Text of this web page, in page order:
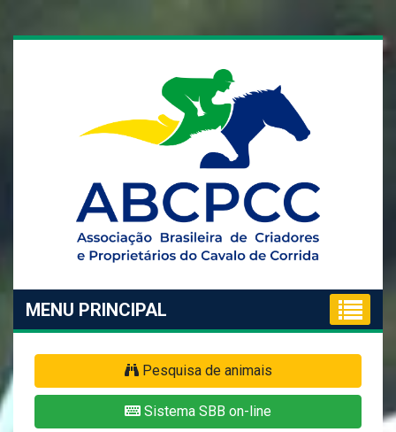
MENU PRINCIPAL
Pesquisa de animais
Sistema SBB on-line